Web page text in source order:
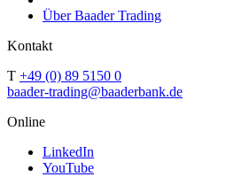
Über Baader Trading
Kontakt
T +49 (0) 89 5150 0
baader-trading@baaderbank.de
Online
LinkedIn
YouTube